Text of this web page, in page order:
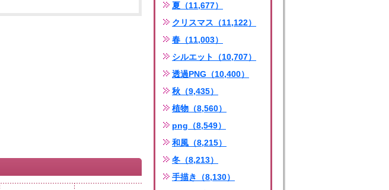
夏（11,677）
クリスマス（11,122）
春（11,003）
シルエット（10,707）
透過PNG（10,400）
秋（9,435）
植物（8,560）
png（8,549）
和風（8,215）
冬（8,213）
手描き（8,130）